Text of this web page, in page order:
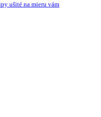
ušité na mieru vám